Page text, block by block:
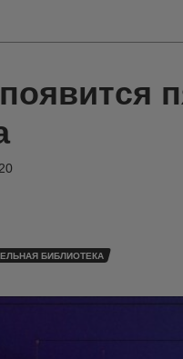
БИБЛИОТЕКА